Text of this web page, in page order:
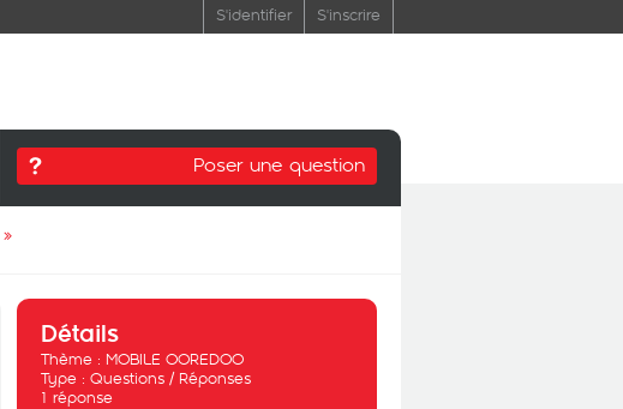
S'identifier S'inscrire
Poser une question
»
Détails
Thème : MOBILE OOREDOO
Type : Questions / Réponses
1 réponse